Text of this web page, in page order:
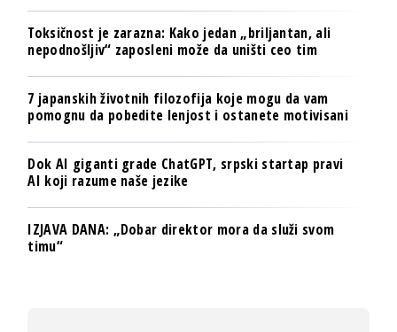
Toksičnost je zarazna: Kako jedan „briljantan, ali
nepodnošljiv“ zaposleni može da uništi ceo tim
7 japanskih životnih filozofija koje mogu da vam
pomognu da pobedite lenjost i ostanete motivisani
Dok AI giganti grade ChatGPT, srpski startap pravi
AI koji razume naše jezike
IZJAVA DANA: „Dobar direktor mora da služi svom
timu“